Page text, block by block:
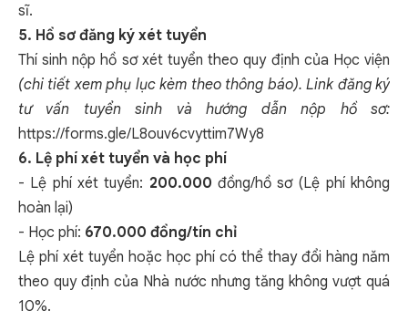
sĩ.
5. Hồ sơ đăng ký xét tuyển
Thí sinh nộp hồ sơ xét tuyển theo quy định của Học viện
(chi tiết xem phụ lục kèm theo thông báo). Link đăng ký
tư vấn tuyển sinh và hướng dẫn nộp hồ sơ:
https://forms.gle/L8ouv6cvyttim7Wy8
6. Lệ phí xét tuyển và học phí
- Lệ phí xét tuyển: 200.000 đồng/hồ sơ (Lệ phí không
hoàn lại)
- Học phí: 670.000 đồng/tín chỉ
Lệ phí xét tuyển hoặc học phí có thể thay đổi hàng năm
theo quy định của Nhà nước nhưng tăng không vượt quá
10%.